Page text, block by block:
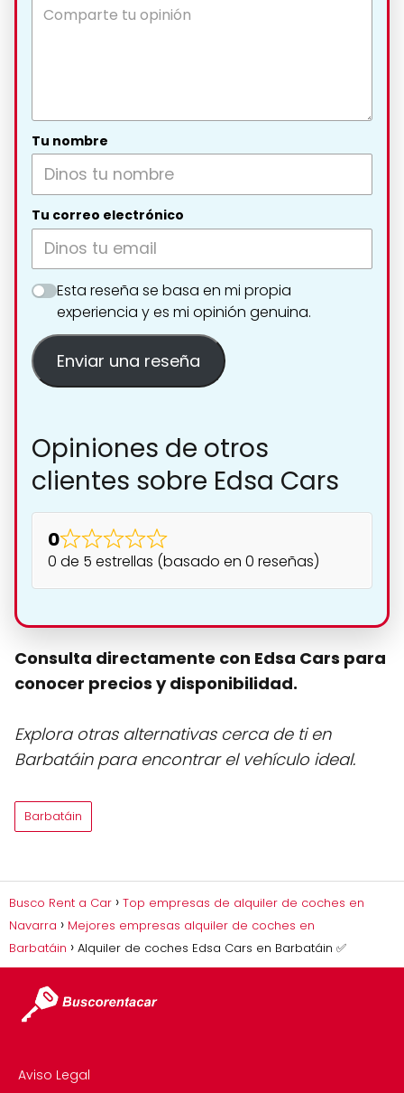
Tu nombre
Tu correo electrónico
Esta reseña se basa en mi propia
experiencia y es mi opinión genuina.
Enviar una reseña
Opiniones de otros
clientes sobre Edsa Cars
0
0 de 5 estrellas (basado en 0 reseñas)
Consulta directamente con Edsa Cars para
conocer precios y disponibilidad.
Explora otras alternativas cerca de ti en
Barbatáin para encontrar el vehículo ideal.
Barbatáin
Busco Rent a Car
Top empresas de alquiler de coches en
Navarra
Mejores empresas alquiler de coches en
Barbatáin
Alquiler de coches Edsa Cars en Barbatáin ✅
Aviso Legal